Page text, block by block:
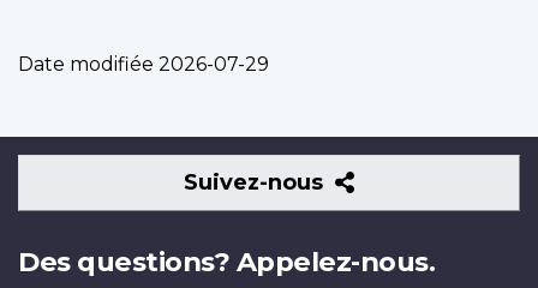
Date modifiée 2026-07-29
Suivez-nous
Suivez-
nous
Des questions? Appelez-nous.